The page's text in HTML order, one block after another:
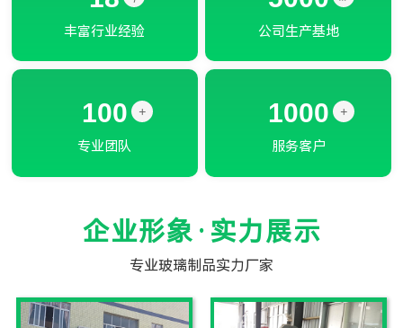
丰富行业经验 公司生产基地
100 +
专业团队
1000 +
服务客户
企业形象·实力展示
专业玻璃制品实力厂家